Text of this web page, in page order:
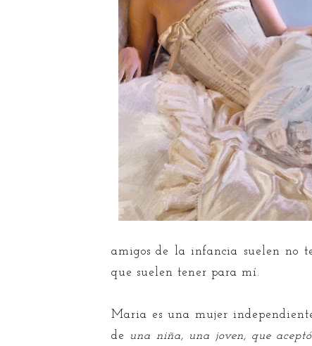
amigos de la infancia suelen no
que suelen tener para mí.
Maria es una mujer
de
una niña, una joven, que